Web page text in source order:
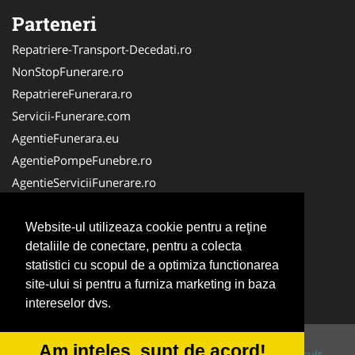
Website-ul utilizeaza cookie pentru a reţine
detaliile de conectare, pentru a colecta
statistici cu scopul de a optimiza functionarea
site-ului si pentru a furniza marketing in baza
intereselor dvs.
Am inteles, sunt de acord!
Parteneri
Repatriere-Transport-Decedati.ro
NonStopFunerare.ro
RepatriereFunerara.ro
Servicii-Funerare.com
AgentieFunerara.eu
AgentiePompeFunebre.ro
AgentieServiciiFunerare.ro
CasaFunerara.com
Firma-Pompe-Funebre.ro
Firma-Servicii-Funerare.ro
ParastasesiPomeni.ro